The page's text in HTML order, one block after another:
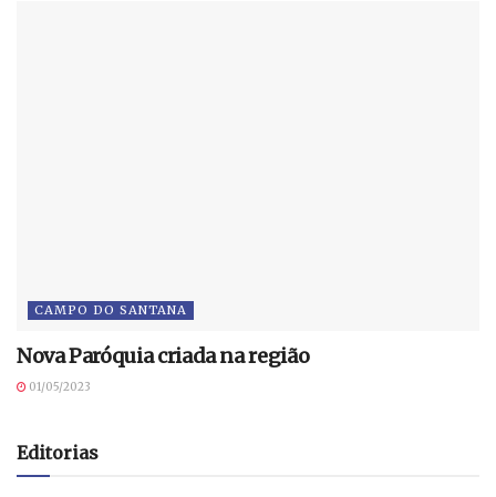
CAMPO DO SANTANA
Nova Paróquia criada na região
01/05/2023
Editorias